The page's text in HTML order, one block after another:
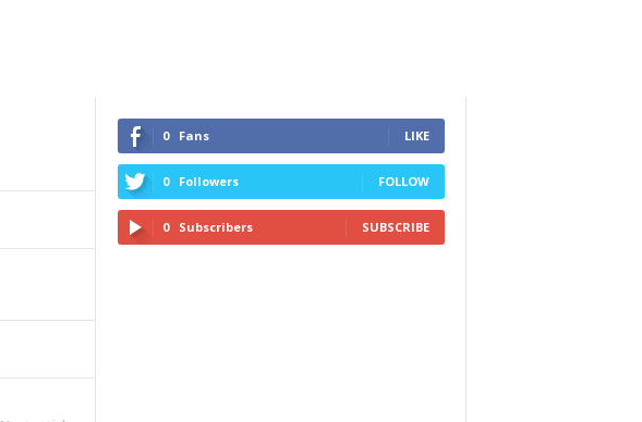
0 Fans LIKE
0 Followers FOLLOW
0 Subscribers SUBSCRIBE